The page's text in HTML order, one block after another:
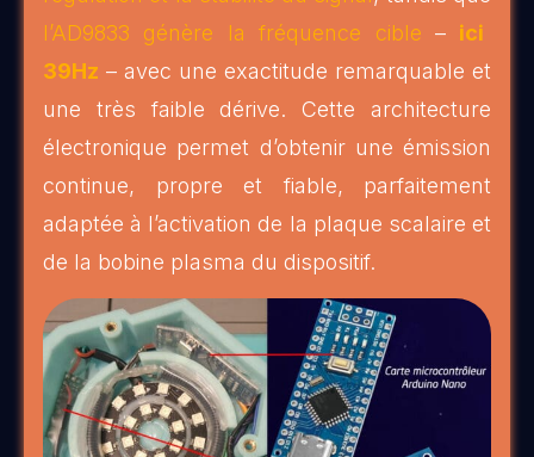
l’AD9833 génère la fréquence cible – ici
39Hz – avec une exactitude remarquable et
une très faible dérive. Cette architecture
électronique permet d’obtenir une émission
continue, propre et fiable, parfaitement
adaptée à l’activation de la plaque scalaire et
de la bobine plasma du dispositif.